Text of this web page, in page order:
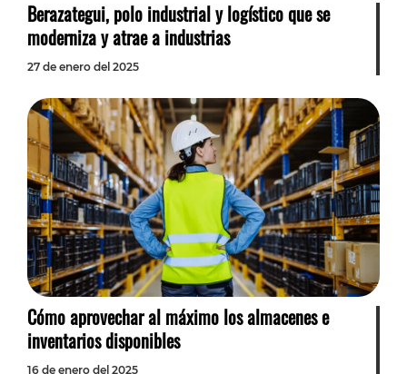
Berazategui, polo industrial y logístico que se
moderniza y atrae a industrias
27 de enero del 2025
Cómo aprovechar al máximo los almacenes e
inventarios disponibles
16 de enero del 2025